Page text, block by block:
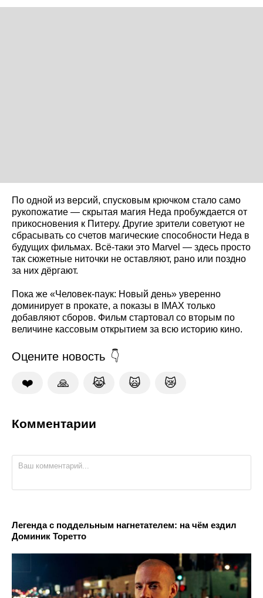
По одной из версий, спусковым крючком стало само
рукопожатие — скрытая магия Неда пробуждается от
прикосновения к Питеру. Другие зрители советуют не
сбрасывать со счетов магические способности Неда в
будущих фильмах. Всё-таки это Marvel — здесь просто
так сюжетные ниточки не оставляют, рано или поздно
за них дёргают.
Пока же «Человек-паук: Новый день» уверенно
доминирует в прокате, а показы в IMAX только
добавляют сборов. Фильм стартовал со вторым по
величине кассовым открытием за всю историю кино.
Оцените новость
❤️ 🙏 😹 🙀 😿
Комментарии
Легенда с поддельным нагнетателем: на чём ездил
Доминик Торетто